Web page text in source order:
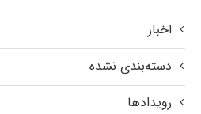
اخبار
دسته‌بندی نشده
رویدادها